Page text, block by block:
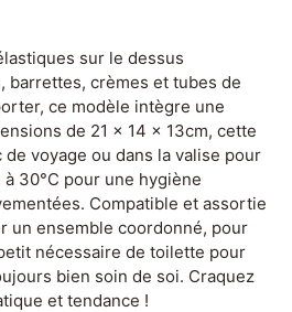
sur le dessus
barrettes, crèmes et tubes de
ce modèle intègre une
de 21 x 14 x 13cm, cette
voyage ou dans la valise pour
30°C pour une hygiène
Compatible et assortie
un ensemble coordonné, pour
nécessaire de toilette pour
bien soin de soi. Craquez
et tendance !